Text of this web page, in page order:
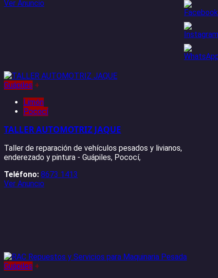
Ver Anuncio
Guápiles +
Limón
Pococí
TALLER AUTOMOTRIZ JAQUE
Taller de reparación de vehículos pesados y livianos,
enderezado y pintura - Guápiles, Pococí,
Teléfono: 8673 1413
Ver Anuncio
Guápiles +